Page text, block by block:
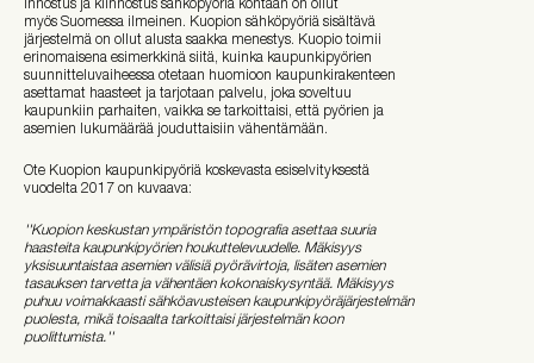
myös Suomessa ilmeinen. Kuopion sähköpyöriä sisältävä
järjestelmä on ollut alusta saakka menestys. Kuopio toimii
erinomaisena esimerkkinä siitä, kuinka kaupunkipyörien
suunnitteluvaiheessa otetaan huomioon kaupunkirakenteen
asettamat haasteet ja tarjotaan palvelu, joka soveltuu
kaupunkiin parhaiten, vaikka se tarkoittaisi, että pyörien ja
asemien lukumäärää jouduttaisiin vähentämään.
Ote Kuopion kaupunkipyöriä koskevasta esiselvityksestä
vuodelta 2017 on kuvaava:
''Kuopion keskustan ympäristön topografia asettaa suuria
haasteita kaupunkipyörien houkuttelevuudelle. Mäkisyys
yksisuuntaistaa asemien välisiä pyörävirtoja, lisäten asemien
tasauksen tarvetta ja vähentäen kokonaiskysyntää. Mäkisyys
puhuu voimakkaasti sähköavusteisen kaupunkipyöräjärjestelmän
puolesta, mikä toisaalta tarkoittaisi järjestelmän koon
puolittumista.''